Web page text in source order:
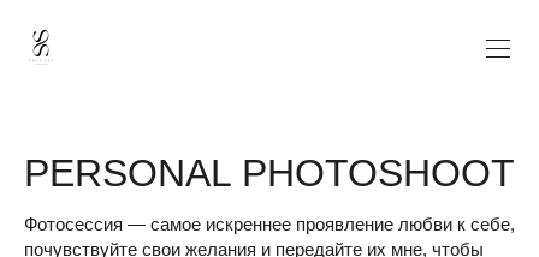
PERSONAL PHOTOSHOOT
Фотосессия — самое искреннее проявление любви к себе,
почувствуйте свои желания и передайте их мне, чтобы